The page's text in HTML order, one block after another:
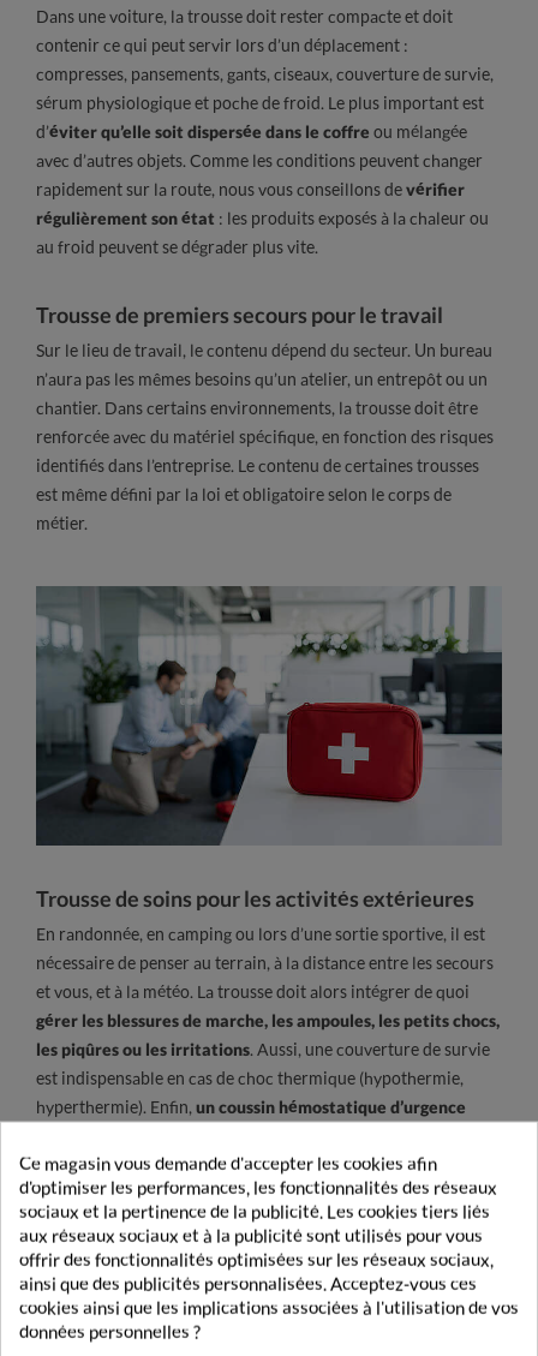
Dans une voiture, la trousse doit rester compacte et doit
contenir ce qui peut servir lors d’un déplacement :
compresses, pansements, gants, ciseaux, couverture de survie,
sérum physiologique et poche de froid. Le plus important est
d’éviter qu’elle soit dispersée dans le coffre ou mélangée
avec d’autres objets. Comme les conditions peuvent changer
rapidement sur la route, nous vous conseillons devérifier
régulièrement son état : les produits exposés à la chaleur ou
au froid peuvent se dégrader plus vite.
Trousse de premiers secours pour le travail
Sur le lieu de travail, le contenu dépend du secteur. Un bureau
n’aura pas les mêmes besoins qu’un atelier, un entrepôt ou un
chantier. Dans certains environnements, la trousse doit être
renforcée avec du matériel spécifique, en fonction des risques
identifiés dans l’entreprise. Le contenu de certaines trousses
est même défini par la loi et obligatoire selon le corps de
métier.
Trousse de soins pour les activités extérieures
En randonnée, en camping ou lors d’une sortie sportive, il est
nécessaire de penser au terrain, à la distance entre les secours
et vous, et à la météo. La trousse doit alors intégrer de quoi
gérer les blessures de marche, les ampoules, les petits chocs,
les piqûres ou les irritations. Aussi, une couverture de survie
est indispensable en cas de choc thermique (hypothermie,
hyperthermie). Enfin, un coussin hémostatique d’urgence
trousse est dédiée au sport ou à la randonnée, car elle permet
de contrôler une hémorragie le temps que les secours arrivent.
Faut-il mettre des médicaments dans la
trousse de premiers soins ?
En règle générale, une bonne trousse de premiers soins n’a pas
Ce magasin vous demande d'accepter les cookies afin
d'optimiser les performances, les fonctionnalités des réseaux
sociaux et la pertinence de la publicité. Les cookies tiers liés
aux réseaux sociaux et à la publicité sont utilisés pour vous
offrir des fonctionnalités optimisées sur les réseaux sociaux,
ainsi que des publicités personnalisées. Acceptez-vous ces
cookies ainsi que les implications associées à l'utilisation de vos
données personnelles ?